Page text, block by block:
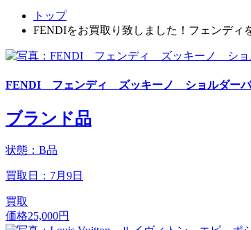
トップ
FENDIをお買取り致しました！フェンデ
FENDI フェンディ ズッキーノ ショルダー
ブランド品
状態：B品
買取日：7月9日
買取
価格25,000円